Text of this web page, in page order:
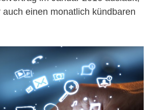
einen monatlich kündbaren